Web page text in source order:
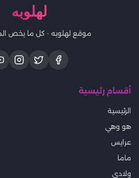
لهلوبه
موقع لهلوبه - كل ما يخص
أقسام رئيسية
الرئيسية
هو وهي
عرايس
ماما
ولادى